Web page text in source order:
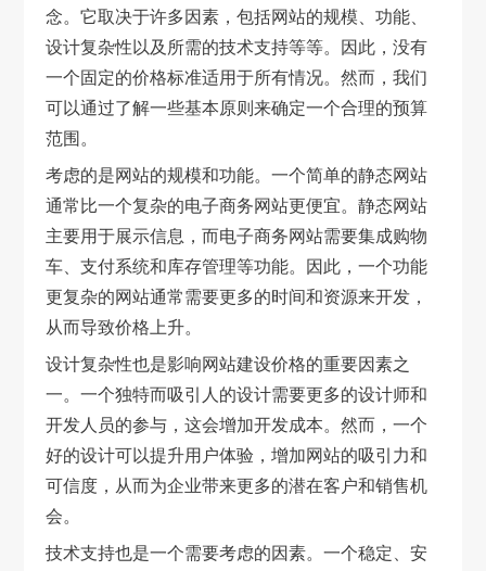
念。它取决于许多因素，包括网站的规模、功能、
设计复杂性以及所需的技术支持等等。因此，没有
一个固定的价格标准适用于所有情况。然而，我们
可以通过了解一些基本原则来确定一个合理的预算
范围。
考虑的是网站的规模和功能。一个简单的静态网站
通常比一个复杂的电子商务网站更便宜。静态网站
主要用于展示信息，而电子商务网站需要集成购物
车、支付系统和库存管理等功能。因此，一个功能
更复杂的网站通常需要更多的时间和资源来开发，
从而导致价格上升。
设计复杂性也是影响网站建设价格的重要因素之
一。一个独特而吸引人的设计需要更多的设计师和
开发人员的参与，这会增加开发成本。然而，一个
好的设计可以提升用户体验，增加网站的吸引力和
可信度，从而为企业带来更多的潜在客户和销售机
会。
技术支持也是一个需要考虑的因素。一个稳定、安